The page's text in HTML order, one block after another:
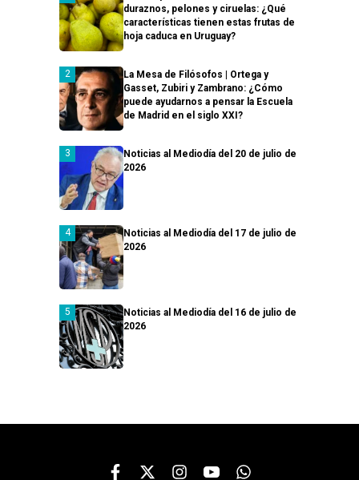
duraznos, pelones y ciruelas: ¿Qué
características tienen estas frutas de
hoja caduca en Uruguay?
La Mesa de Filósofos | Ortega y
Gasset, Zubiri y Zambrano: ¿Cómo
puede ayudarnos a pensar la Escuela
de Madrid en el siglo XXI?
Noticias al Mediodía del 20 de julio de
2026
Noticias al Mediodía del 17 de julio de
2026
Noticias al Mediodía del 16 de julio de
2026